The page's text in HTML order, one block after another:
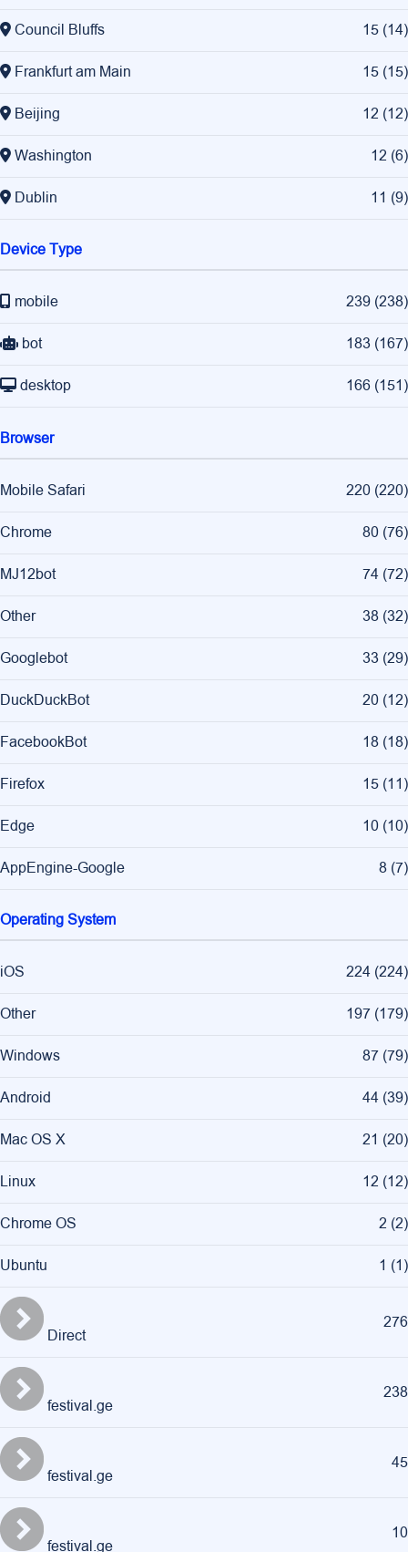
Council Bluffs 15 (14)
Frankfurt am Main 15 (15)
Beijing 12 (12)
Washington 12 (6)
Dublin 11 (9)
Device Type
mobile 239 (238)
bot 183 (167)
desktop 166 (151)
Browser
Mobile Safari 220 (220)
Chrome 80 (76)
MJ12bot 74 (72)
Other 38 (32)
Googlebot 33 (29)
DuckDuckBot 20 (12)
FacebookBot 18 (18)
Firefox 15 (11)
Edge 10 (10)
AppEngine-Google 8 (7)
Operating System
iOS 224 (224)
Other 197 (179)
Windows 87 (79)
Android 44 (39)
Mac OS X 21 (20)
Linux 12 (12)
Chrome OS 2 (2)
Ubuntu 1 (1)
Direct
276
festival.ge
238
festival.ge
45
festival.ge
10